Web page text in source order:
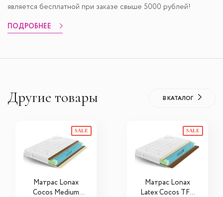
является бесплатной при заказе свыше 5000 рублей!
ПОДРОБНЕЕ
Другие товары В КАТАЛОГ
SALE
Матрас Lonax
Cocos Medium
SALE
Матрас Lonax
Latex Cocos TFK